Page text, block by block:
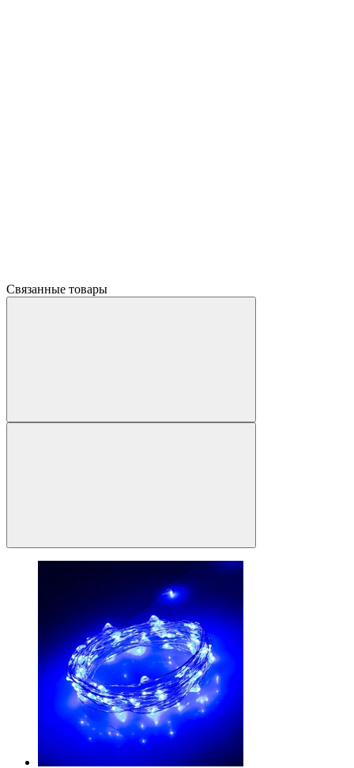
Связанные товары